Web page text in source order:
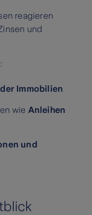
reagieren
und
Immobilien
wie Anleihen
und